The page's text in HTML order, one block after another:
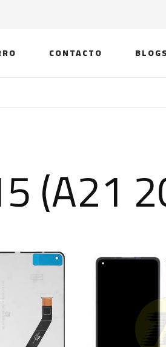
CONTACTO BLOGS
(A21